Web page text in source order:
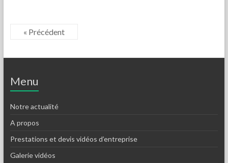
« Précédent
Menu
Notre actualité
A propos
Prestations et devis vidéos d’entreprise
Galerie vidéos